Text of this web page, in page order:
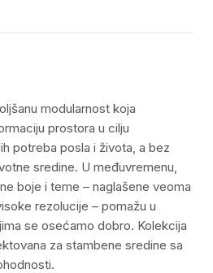
modularnost koja
prostora u cilju
potreba posla i života, a bez
sredine. U međuvremenu,
boje i teme – naglašene veoma
rezolucije – pomažu u
se osećamo dobro. Kolekcija
za stambene sredine sa